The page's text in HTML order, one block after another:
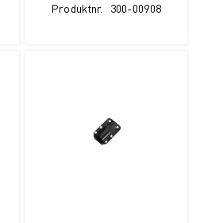
Produktnr. 300-00908